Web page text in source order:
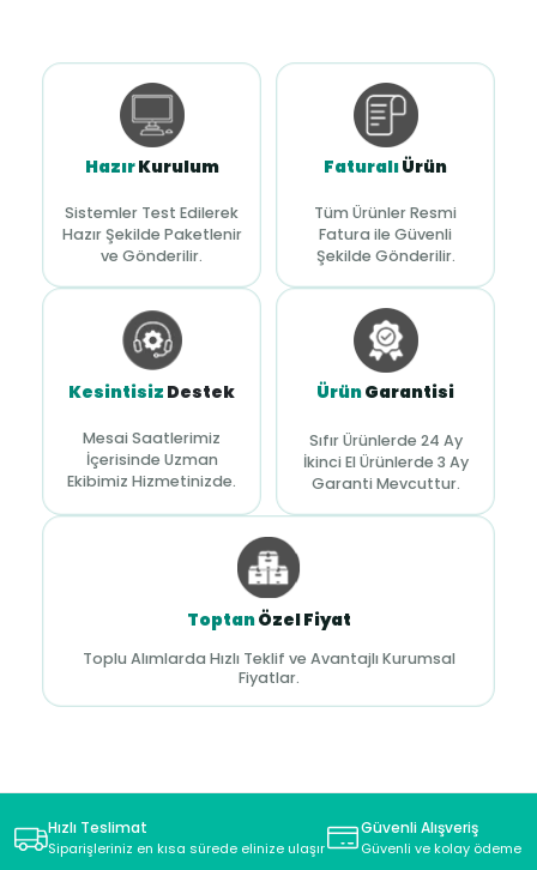
HazırKurulum
Sistemler Test Edilerek
Hazır Şekilde Paketlenir
ve Gönderilir.
FaturalıÜrün
Tüm Ürünler Resmi
Fatura ile Güvenli
Şekilde Gönderilir.
Kesintisiz Destek
Mesai Saatlerimiz
İçerisinde Uzman
Ekibimiz Hizmetinizde.
ÜrünGarantisi
Sıfır Ürünlerde 24 Ay
İkinci El Ürünlerde 3 Ay
Garanti Mevcuttur.
ToptanÖzel Fiyat
Toplu Alımlarda Hızlı Teklif ve Avantajlı Kurumsal
Fiyatlar.
Hızlı Teslimat
Siparişleriniz en kısa sürede elinize ulaşır
Güvenli Alışveriş
Güvenli ve kolay ödeme